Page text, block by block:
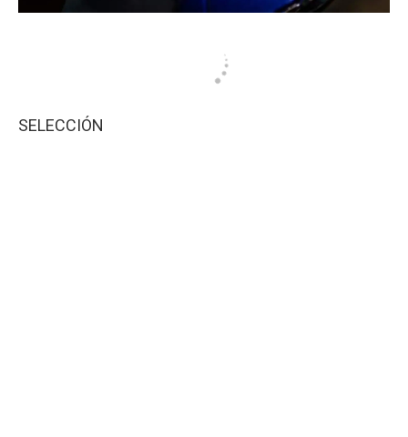
SELECCIÓN